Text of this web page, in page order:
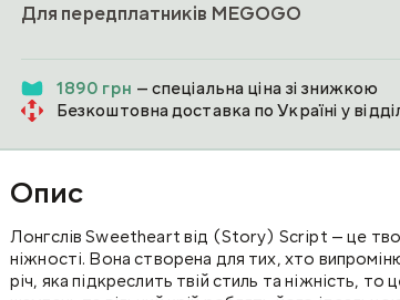
Для передплатників MEGOGO
1890 грн — спеціальна ціна зі знижкою
Безкоштовна доставка по Україні у
Опис
Лонгслів Sweetheart від (Story) Script — це
ніжності. Вона створена для тих, хто
річ, яка підкреслить твій стиль та ніжність,